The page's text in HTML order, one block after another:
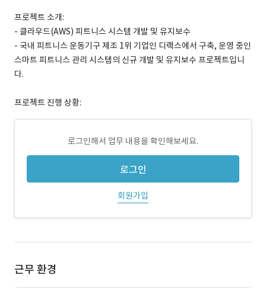
프로젝트 소개:
- 클라우드(AWS) 피트니스 시스템 개발 및 유지보수
- 국내 피트니스 운동기구 제조 1위 기업인 디랙스에서 구축, 운영 중인
스마트 피트니스 관리 시스템의 신규 개발 및 유지보수 프로젝트입니
다.
프로젝트 진행 상황:
로그인해서 업무 내용을 확인해보세요.
로그인
회원가입
근무 환경